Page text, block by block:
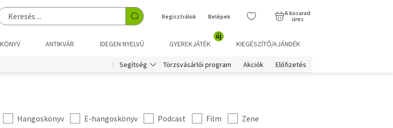
Regisztrálok Belépek
A kosarad
üres
ANTIKVÁR IDEGEN NYELVŰ GYEREKJÁTÉK
új
KIEGÉSZÍTŐ/AJÁNDÉK
Segítség Törzsvásárlói program Akciók Előfizetés
Hangoskönyv E-hangoskönyv Podcast Film
Zene